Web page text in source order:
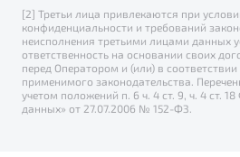
[2] Третьи лица привлекаются при
конфиденциальности и требований
неисполнения третьими лицами данных
ответственность на основании своих
перед Оператором и (или) в
применимого законодательства.
учетом положений п. 6 ч. 4 ст. 9, ч. 4 ст.
данных» от 27.07.2006 № 152-ФЗ.